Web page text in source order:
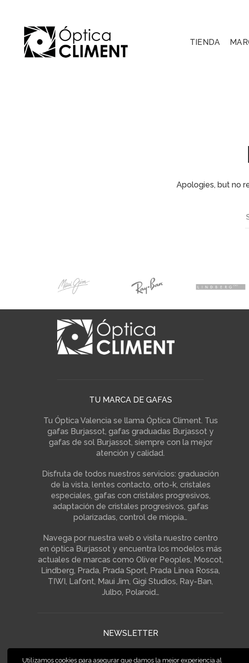
TIENDA
Apologies, but no
TU MARCA DE GAFAS
Tu Óptica Valencia se llama Óptica Climent. Tus
gafas Burjassot, gafas graduadas Burjassot y
gafas de sol Burjassot, siempre con la mejor
atención y calidad.
Disfruta de todos nuestros servicios: graduación
de la vista, lentes contacto, orto-k, cristales
especiales, gafas con cristales progresivos,
adaptación de cristales progresivos, gafas
polarizadas, control de miopia…
Navega por nuestra web o visita nuestro centro
en óptica Burjassot y encuentra los modelos más
actuales de marcas como Oliver Peoples, Moscot,
Lindberg, Prada, Prada Sport, Prada Linea Rossa,
TIWI, Lafont, Maui Jim, Gigi Studios, Ray-Ban,
Julbo, Polaroid…
NEWSLETTER
Utilizamos cookies para asegurar que damos la mejor experiencia al